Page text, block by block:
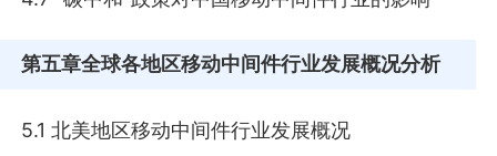
第五章全球各地区移动中间件行业发展概况分析
5.1 北美地区移动中间件行业发展概况